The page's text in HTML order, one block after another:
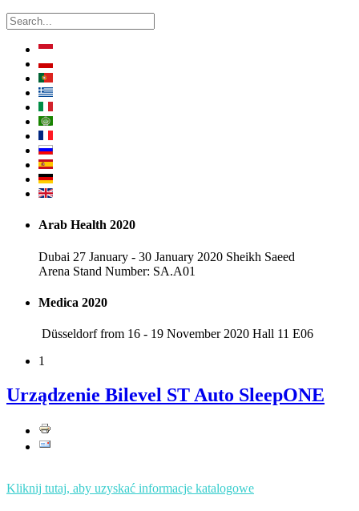
Arab Health 2020
Dubai 27 January - 30 January 2020 Sheikh Saeed
Arena Stand Number: SA.A01
Medica 2020
Düsseldorf from 16 - 19 November 2020 Hall 11 E06
1
Urządzenie Bilevel ST Auto SleepONE
Kliknij tutaj, aby uzyskać informacje katalogowe